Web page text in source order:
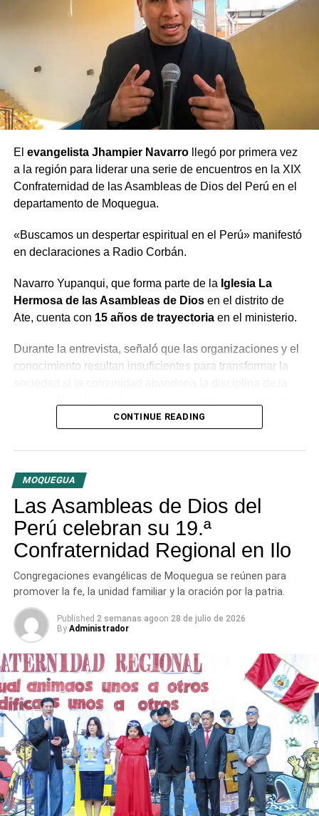
El evangelista Jhampier Navarrollegó por primera vez
a la región para liderar una serie de encuentros en la XIX
Confraternidad de las Asambleas de Dios del Perú en el
departamento de Moquegua.
«Buscamos un despertar espiritual en el Perú» manifestó
en declaraciones a Radio Corbán.
Navarro Yupanqui, que forma parte de la Iglesia La
Hermosa de las Asambleas de Diosen el distrito de
Ate, cuenta con 15 años de trayectoriaen el ministerio.
Durante la entrevista, señaló que las organizaciones y el
conocimiento resultan insuficientes para transformar la
conjunto bajo la guía del Espíritu Santo para generar un
las distintas congregaciones para impulsar la fe en las
tres provincias del departamento.
CONTINUE READING
MOQUEGUA
Las Asambleas de Dios del
Perú celebran su 19.ª
Confraternidad Regional en Ilo
Congregaciones evangélicas de Moquegua se reúnen para
promover la fe, la unidad familiar y la oración por la patria.
Published 2 semanas agoon 28 de julio de 2026
By Administrador